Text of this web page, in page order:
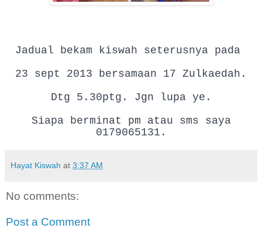
Jadual bekam kiswah seterusnya pada
23 sept 2013 bersamaan 17 Zulkaedah.
Dtg 5.30ptg. Jgn lupa ye.
Siapa berminat pm atau sms saya
0179065131.
Hayat Kiswah at 3:37 AM
No comments:
Post a Comment